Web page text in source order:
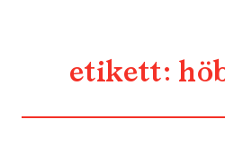
etikett: